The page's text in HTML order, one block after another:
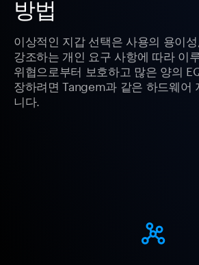
방법
이상적인 지갑 선택은 사용의 용이
강조하는 개인 요구 사항에 따라 이
위협으로부터 보호하고 많은 양의
장하려면 Tangem과 같은 하드웨어
니다.